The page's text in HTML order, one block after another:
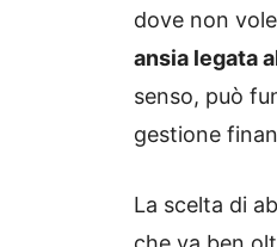
dove non
ansia legata
senso, può
gestione
La scelta di